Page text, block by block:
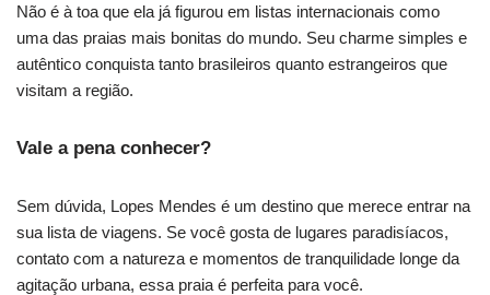
Não é à toa que ela já figurou em listas internacionais como
uma das praias mais bonitas do mundo. Seu charme simples e
autêntico conquista tanto brasileiros quanto estrangeiros que
visitam a região.
Vale a pena conhecer?
Sem dúvida, Lopes Mendes é um destino que merece entrar na
sua lista de viagens. Se você gosta de lugares paradisíacos,
contato com a natureza e momentos de tranquilidade longe da
agitação urbana, essa praia é perfeita para você.